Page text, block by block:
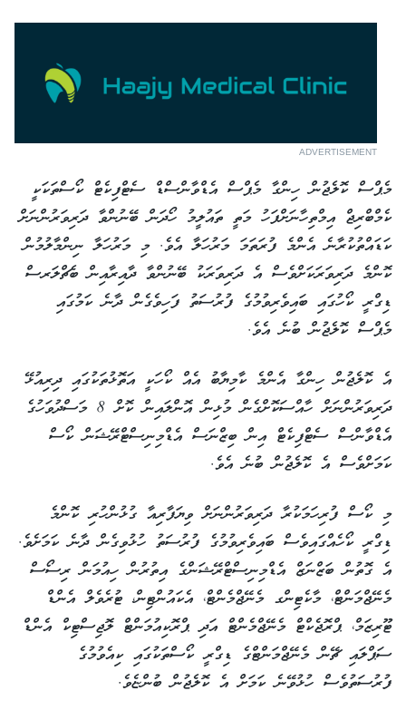
ADVERTISEMENT
މެޕްސް ކޮލެޖުން ހިންގާ މެޕްސް އެޑްވާންސްޑް ސެޓްފިކެޓް ކޯސްތަކަކީ
ކެމްބްރިޖް އިމްތިހާނަށްފަހު މަތީ ތައުލީމު ހޯދަން ބޭނުންވާ ދަރިވަރުންނަށް
ކަޑައްތުކުރާނެ އެންމެ ފުރަތަމަ މަރުހަލާ އެވެ. މި މަރުހަލާ ނިންމާލުމުން
ކޮންމެ ދަރިވަރަކަށްވެސް އެ ދަރިވަރަކު ބޭނުންވާ ދާއިރާއިން ބެޗްލަރސް
ޑިގްރީ ކޯހުގައި ބައިވެރިވުމުގެ ފުރުސަތު ފަހިވެގެން ދާނެ ކަމުގައި
މެޕްސް ކޮލެޖުން ބުނެ އެވެ.
އެ ކޮލެޖުން ހިންގާ އެންމެ ކާމިޔާބު އެއް ކޯހަކީ އަތޮޅުތަކުގައި ދިރިއުޅޭ
ދަރިވަރުންނަށް ހާއްސަކޮށްގެން މުޅިން އޮންލައިން ކޮށް 8 މަސްދުވަހުގެ
އެޑްވާންސް ސެޓްފިކެޓް އިން ބިޒްނަސް އެޑްމިނިސްޓްރޭޝަން ކޯސް
ކަމަށްވެސް އެ ކޮލެޖުން ބުނެ އެވެ.
މި ކޯސް ފުރިހަމަކުރާ ދަރިވަރުންނަށް ވިޔަފާރިއާ ގުޅުންހުރި ކޮންމެ
ޑިގްރީ ކޯހެއްގައިވެސް ބައިވެރިވުމުގެ ފުރުސަތު ހުޅުވިގެން ދާނެ ކަމަށެވެ.
އެ ގޮތުން ބަޒްނަޒް އެޑްމިނިސްޓްރޭޝަންގެ އިތުރުން ހިއުމަން ރިސޯސް
މެނޭޖްމަންޓް، މާކެޓިންގ މެނޭޖްމެންޓް، އެކައުންޓިން، ޓުރެވެލް އެންޑް
ޓޫރިޒަމް، ޕްރޮޖެކްޓް މެނޭޖްމެންޓް އަދި ޕްރޮކިއުމަންޓް ލޮޖިސްޓިކް އެންޑް
ސަޕްލައި ޗޭން މެނޭޖްމަންޓްގެ ޑިގްރީ ކޯސްތަކުގައި ކިއެވުމުގެ
ފުރުސަތުވެސް ހުޅުވޭނެ ކަމަށް އެ ކޮލެޖުން ބުންޏެވެ.